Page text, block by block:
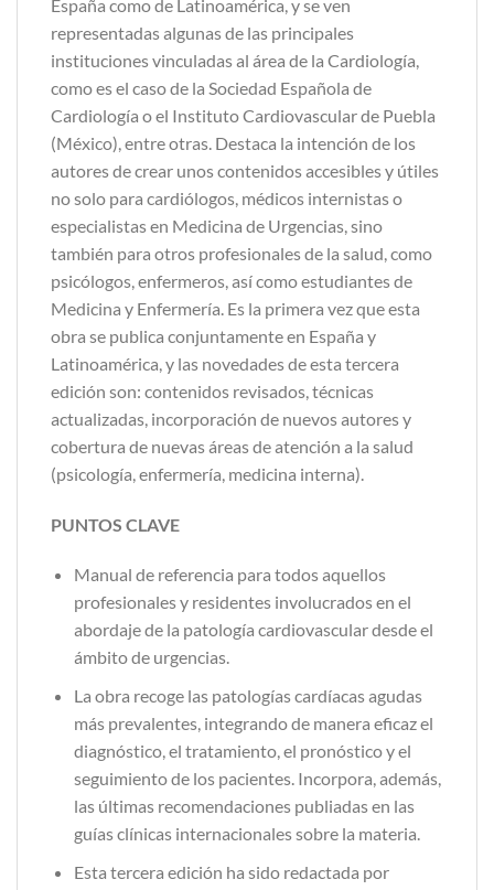
España como de Latinoamérica, y se ven
representadas algunas de las principales
instituciones vinculadas al área de la Cardiología,
como es el caso de la Sociedad Española de
Cardiología o el Instituto Cardiovascular de Puebla
(México), entre otras. Destaca la intención de los
autores de crear unos contenidos accesibles y útiles
no solo para cardiólogos, médicos internistas o
especialistas en Medicina de Urgencias, sino
también para otros profesionales de la salud, como
psicólogos, enfermeros, así como estudiantes de
Medicina y Enfermería. Es la primera vez que esta
obra se publica conjuntamente en España y
Latinoamérica, y las novedades de esta tercera
edición son: contenidos revisados, técnicas
actualizadas, incorporación de nuevos autores y
cobertura de nuevas áreas de atención a la salud
(psicología, enfermería, medicina interna).
PUNTOS CLAVE
Manual de referencia para todos aquellos
profesionales y residentes involucrados en el
abordaje de la patología cardiovascular desde el
ámbito de urgencias.
La obra recoge las patologías cardíacas agudas
más prevalentes, integrando de manera eficaz el
diagnóstico, el tratamiento, el pronóstico y el
seguimiento de los pacientes. Incorpora, además,
las últimas recomendaciones publiadas en las
guías clínicas internacionales sobre la materia.
Esta tercera edición ha sido redactada por